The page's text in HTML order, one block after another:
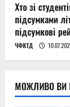
Хто зі
підсумками
підсумкові
ЧФКТД
МОЖЛИВО ВИ